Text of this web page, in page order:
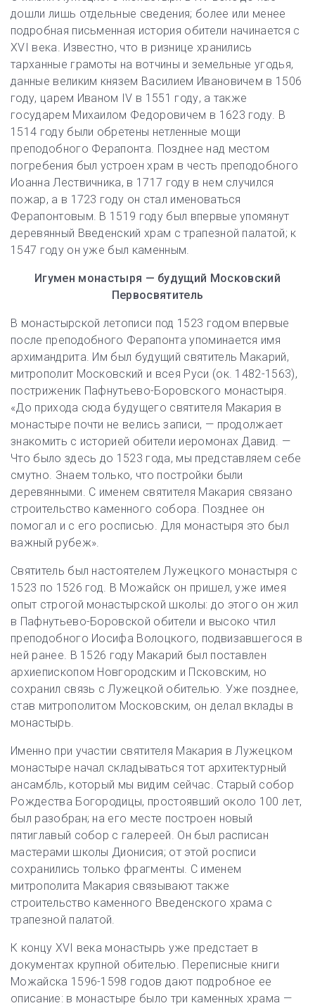
дошли лишь отдельные сведения; более или менее
подробная письменная история обители начинается с
XVI века. Известно, что в ризнице хранились
тарханные грамоты на вотчины и земельные угодья,
данные великим князем Василием Ивановичем в 1506
году, царем Иваном IV в 1551 году, а также
государем Михаилом Федоровичем в 1623 году. В
1514 году были обретены нетленные мощи
преподобного Ферапонта. Позднее над местом
погребения был устроен храм в честь преподобного
Иоанна Лествичника, в 1717 году в нем случился
пожар, а в 1723 году он стал именоваться
Ферапонтовым. В 1519 году был впервые упомянут
деревянный Введенский храм с трапезной палатой; к
1547 году он уже был каменным.
Игумен монастыря — будущий Московский
Первосвятитель
В монастырской летописи под 1523 годом впервые
после преподобного Ферапонта упоминается имя
архимандрита. Им был будущий святитель Макарий,
митрополит Московский и всея Руси (ок. 1482-1563),
постриженик Пафнутьево-Боровского монастыря.
«До прихода сюда будущего святителя Макария в
монастыре почти не велись записи, — продолжает
знакомить с историей обители иеромонах Давид. —
Что было здесь до 1523 года, мы представляем себе
смутно. Знаем только, что постройки были
деревянными. С именем святителя Макария связано
строительство каменного собора. Позднее он
помогал и с его росписью. Для монастыря это был
важный рубеж».
Святитель был настоятелем Лужецкого монастыря с
1523 по 1526 год. В Можайск он пришел, уже имея
опыт строгой монастырской школы: до этого он жил
в Пафнутьево-Боровской обители и высоко чтил
преподобного Иосифа Волоцкого, подвизавшегося в
ней ранее. В 1526 году Макарий был поставлен
архиепископом Новгородским и Псковским, но
сохранил связь с Лужецкой обителью. Уже позднее,
став митрополитом Московским, он делал вклады в
монастырь.
Именно при участии святителя Макария в Лужецком
монастыре начал складываться тот архитектурный
ансамбль, который мы видим сейчас. Старый собор
Рождества Богородицы, простоявший около 100 лет,
был разобран; на его месте построен новый
пятиглавый собор с галереей. Он был расписан
мастерами школы Дионисия; от этой росписи
сохранились только фрагменты. С именем
митрополита Макария связывают также
строительство каменного Введенского храма с
трапезной палатой.
К концу XVI века монастырь уже предстает в
документах крупной обителью. Переписные книги
Можайска 1596-1598 годов дают подробное ее
описание: в монастыре было три каменных храма —